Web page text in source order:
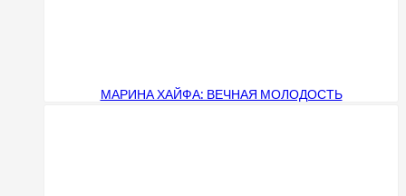
МАРИНА ХАЙФА: ВЕЧНАЯ МОЛОДОСТЬ